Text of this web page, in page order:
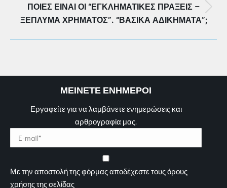
Next
post:
ΠΟΙΕΣ ΕΊΝΑΙ ΟΙ “ΕΓΚΛΗΜΑΤΙΚΈΣ ΠΡΆΞΕΙΣ –
ΞΈΠΛΥΜΑ ΧΡΉΜΑΤΟΣ”. “ΒΑΣΙΚΆ ΑΔΙΚΉΜΑΤΑ”;
ΜΕΙΝΕΤΕ ΕΝΗΜΕΡΟΙ
Εργαφείτε για να λαμβάνετε ενημερώσεις και
αρθρογραφία μας.
Με την αποστολή της φόρμας αποδέχεστε τους όρους
χρήσης της σελίδας